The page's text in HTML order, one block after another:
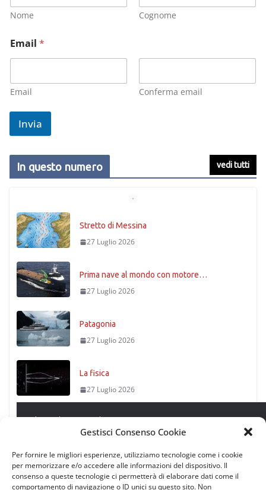
Gestisci Consenso Cookie
Per fornire le migliori esperienze, utilizziamo tecnologie come i cookie
per memorizzare e/o accedere alle informazioni del dispositivo. Il
consenso a queste tecnologie ci permetterà di elaborare dati come il
comportamento di navigazione o ID unici su questo sito. Non
Nome Cognome
Email *
Email Conferma email
Invia
In questo numero vedi tutti
Stretto di Messina
27 Luglio 2026
Prima nave al mondo con motore…
27 Luglio 2026
Patagonia
27 Luglio 2026
La fisica
27 Luglio 2026
27 Luglio 2026
Leggi successivo
Come un velista della domenica